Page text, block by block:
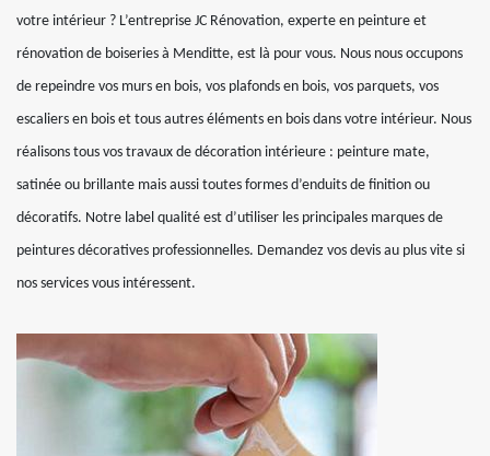
votre intérieur ? L’entreprise JC Rénovation, experte en peinture et
rénovation de boiseries à Menditte, est là pour vous. Nous nous occupons
de repeindre vos murs en bois, vos plafonds en bois, vos parquets, vos
escaliers en bois et tous autres éléments en bois dans votre intérieur. Nous
réalisons tous vos travaux de décoration intérieure : peinture mate,
satinée ou brillante mais aussi toutes formes d’enduits de finition ou
décoratifs. Notre label qualité est d’utiliser les principales marques de
peintures décoratives professionnelles. Demandez vos devis au plus vite si
nos services vous intéressent.